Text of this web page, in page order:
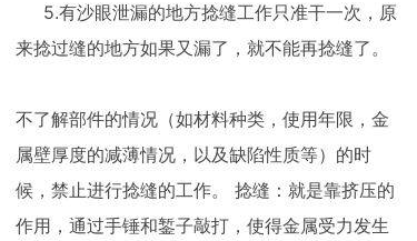
5.有沙眼泄漏的地方捻缝工作只准干一次，原
来捻过缝的地方如果又漏了，就不能再捻缝了。
不了解部件的情况（如材料种类，使用年限，金
属壁厚度的减薄情况，以及缺陷性质等）的时
候，禁止进行捻缝的工作。 捻缝：就是靠挤压的
作用，通过手锤和錾子敲打，使得金属受力发生